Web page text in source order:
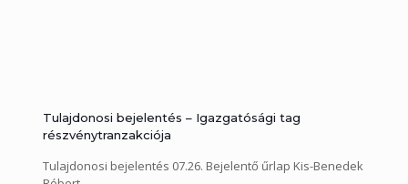
Tulajdonosi bejelentés – Igazgatósági tag
részvénytranzakciója
Tulajdonosi bejelentés 07.26. Bejelentő űrlap Kis-Benedek